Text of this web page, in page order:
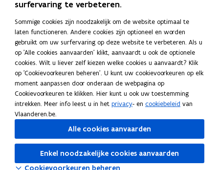
e
i
o
p
e
n
t
i
n
i
u
e
r
i
n
k
n
a
a
r
l
e
m
VEKA-nieuwsbrieven
Snel naar
EPB-pedia voor professionelen
EPC-pedia voor professionelen
Info op Vlaanderen.be over
Bouwen en verbouwen
Groene energie
Klimaatverandering
surfervaring te verbeteren.
Sommige cookies zijn noodzakelijk om de website optimaal te
laten functioneren. Andere cookies zijn optioneel en worden
gebruikt om uw surfervaring op deze website te verbeteren. Als u
op 'Alle cookies aanvaarden' klikt, aanvaardt u ook de optionele
cookies. Wilt u liever zelf kiezen welke cookies u aanvaardt? Klik
op 'Cookievoorkeuren beheren'. U kunt uw cookievoorkeuren op elk
moment aanpassen door onderaan de webpagina op
Cookievoorkeuren te klikken. Hier kunt u ook uw toestemming
intrekken. Meer info leest u in het privacy- en cookiebeleid van
Vlaanderen.be.
Alle cookies aanvaarden
Enkel noodzakelijke cookies aanvaarden
Cookievoorkeuren beheren